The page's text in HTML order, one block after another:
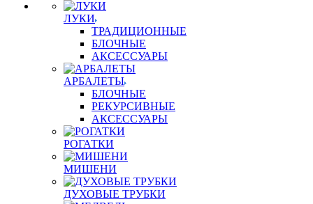
ЛУКИ
ТРАДИЦИОННЫЕ
БЛОЧНЫЕ
АКСЕССУАРЫ
АРБАЛЕТЫ
БЛОЧНЫЕ
РЕКУРСИВНЫЕ
АКСЕССУАРЫ
РОГАТКИ
МИШЕНИ
ДУХОВЫЕ ТРУБКИ